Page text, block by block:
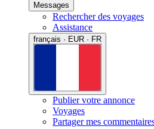
Messages
Rechercher des voyages
Assistance
français · EUR · FR
Publier votre annonce
Voyages
Partager mes